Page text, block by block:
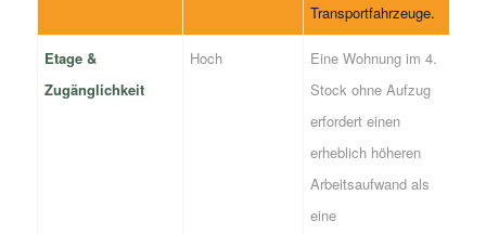
Transportfahrzeuge.
Etage &
Zugänglichkeit
Hoch
Eine Wohnung im 4.
Stock ohne Aufzug
erfordert einen
erheblich höheren
Arbeitsaufwand als
eine